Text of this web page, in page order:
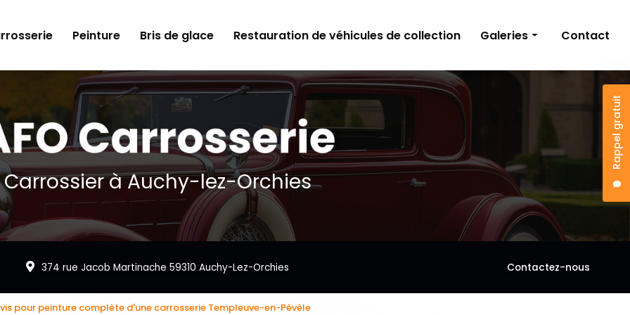
Rappel gratuit
Peinture Bris de glace Restauration de véhicules de collection Galeries
Carrosserie
Bris de glace
Restauration de véhicules de collection
Contact
Carrossier à Auchy-lez-Orchies
374 rue Jacob Martinache 59310 Auchy-Lez-Orchies Contactez-nous
pour peinture complète d'une carrosserie Templeuve-en-Pévèle